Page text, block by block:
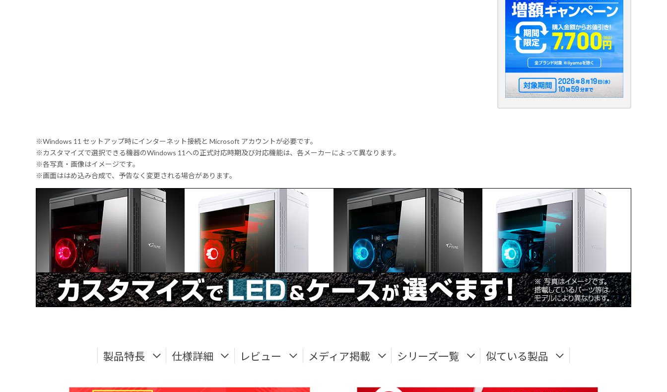
※Windows 11 セットアップ時にインターネット接続と Microsoft アカウントが必要です。
※カスタマイズで選択できる機器のWindows 11への正式対応時期及び対応機能は、各メーカーによって異なります。
※各写真・画像はイメージです。
※画面ははめ込み合成で、予告なく変更される場合があります。
製品特長 仕様詳細 レビュー メディア掲載 シリーズ一覧 似ている製品